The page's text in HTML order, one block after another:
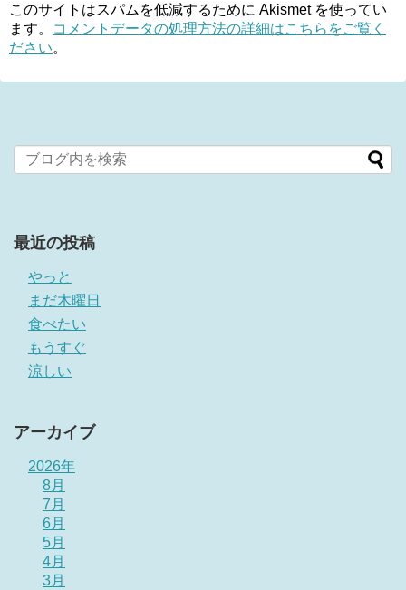
このサイトはスパムを低減するために Akismet を使ってい
ます。
コメントデータの処理方法の詳細はこちらをご覧く
ださい。
最近の投稿
やっと
まだ木曜日
食べたい
もうすぐ
涼しい
アーカイブ
2026年
8月
7月
6月
5月
4月
3月